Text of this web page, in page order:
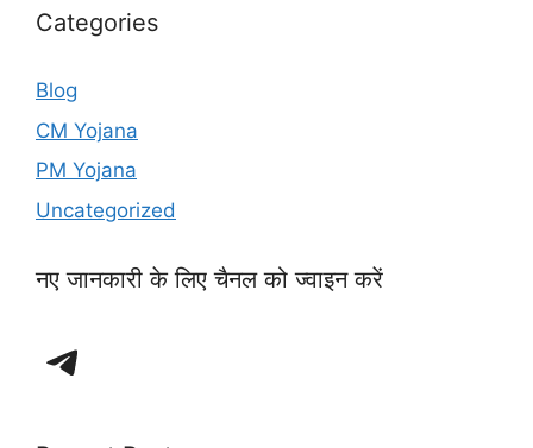
Categories
Blog
CM Yojana
PM Yojana
Uncategorized
नए जानकारी के लिए चैनल को ज्वाइन करें
Telegram